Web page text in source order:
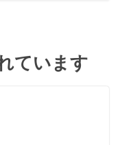
ています